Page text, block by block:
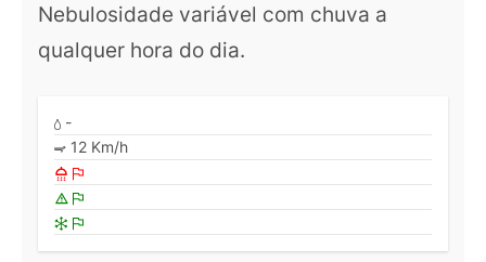
Nebulosidade variável com chuva a
qualquer hora do dia.
-
12 Km/h